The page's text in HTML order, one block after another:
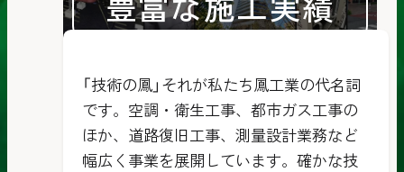
「技術の鳳」それが私たち鳳工業の代名詞
です。空調・衛生工事、都市ガス工事の
ほか、道路復旧工事、測量設計業務など
幅広く事業を展開しています。確かな技